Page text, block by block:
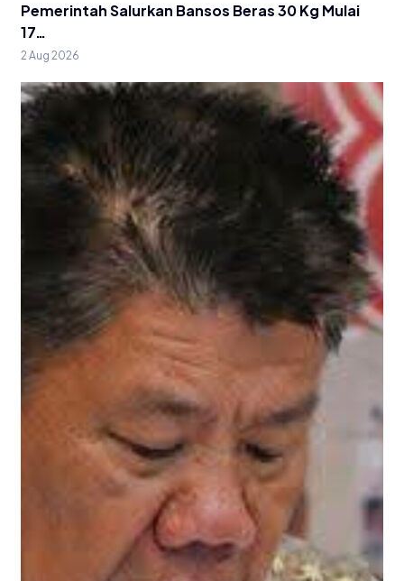
Pemerintah Salurkan Bansos Beras 30 Kg Mulai
17…
2 Aug 2026